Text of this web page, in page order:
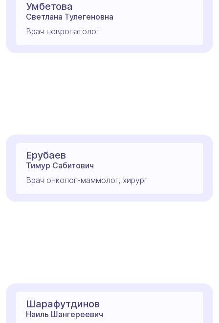
Умбетова
Светлана Тулегеновна
Врач невропатолог
Ерубаев
Тимур Сабитович
Врач онколог-маммолог, хирург
Шарафутдинов
Наиль Шангереевич